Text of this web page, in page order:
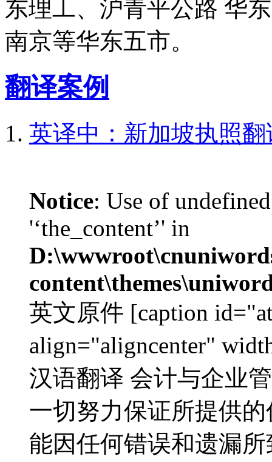
东理工、沪青平公路 华
南京等华东五市。
翻译案例
英译中：新加坡执照
Notice: Use of
'‘the_content’' in
英文原件 [caption
align="aligncenter"
汉语翻译 会计与企业
一切努力保证所提供
能因任何错误和遗漏